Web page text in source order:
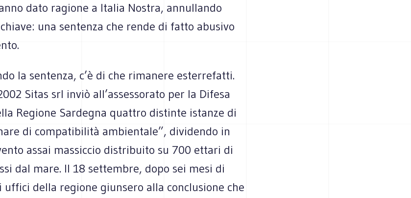
dato ragione a Italia Nostra, annullando
una sentenza che rende di fatto abusivo
la sentenza, c’è di che rimanere esterrefatti.
Sitas srl inviò all’assessorato per la Difesa
Regione Sardegna quattro distinte istanze di
di compatibilità ambientale”, dividendo in
assai massiccio distribuito su 700 ettari di
dal mare. Il 18 settembre, dopo sei mesi di
della regione giunsero alla conclusione che